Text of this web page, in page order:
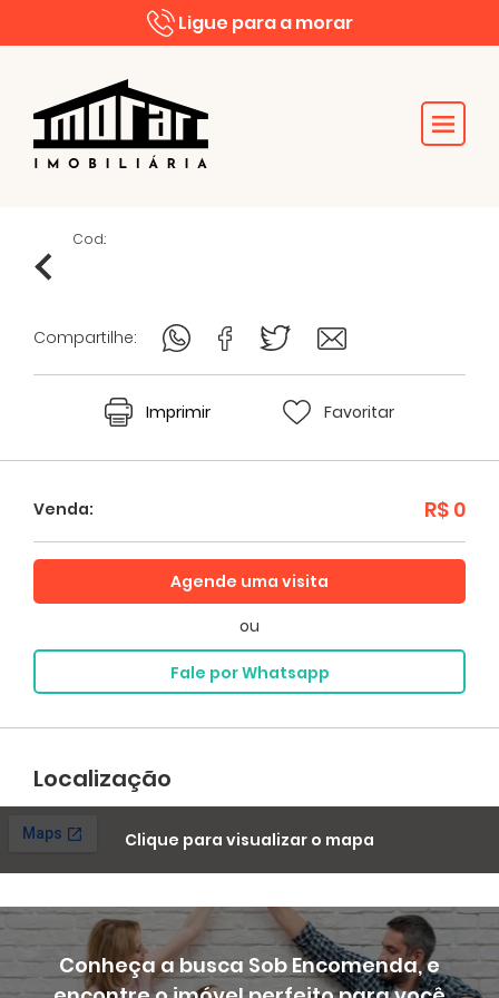
Ligue para a morar
Cod.:
Compartilhe:
Imprimir Favoritar
Venda: R$ 0
Agende uma visita
ou
Fale por Whatsapp
Localização
Clique para visualizar o mapa
Conheça a busca Sob Encomenda, e